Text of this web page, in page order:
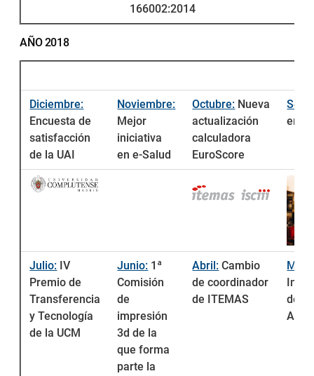
166002:2014
AÑO 2018
Diciembre:
Encuesta de
satisfacción
de la UAI
Noviembre:
Mejor
iniciativa
en e-Salud
Octubre: Nueva
actualización
calculadora
EuroScore
Julio: IV
Premio de
Transferencia
y Tecnología
de la UCM
Junio: 1ª
Comisión
de
impresión
3d de la
que forma
parte la
Abril: Cambio
de coordinador
de ITEMAS
de la